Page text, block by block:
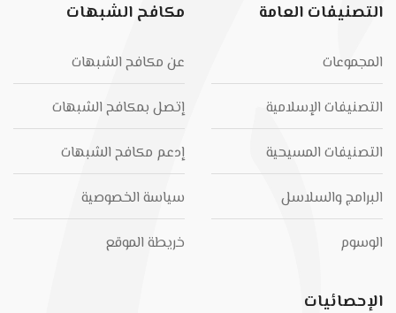
التصنيفات العامة
المجموعات
التصنيفات الإسلامية
التصنيفات المسيحية
البرامج والسلاسل
الوسوم
مكافح الشبهات
عن مكافح الشبهات
إتصل بمكافح الشبهات
إدعم مكافح الشبهات
سياسة الخصوصية
خريطة الموقع
الإحصائيات